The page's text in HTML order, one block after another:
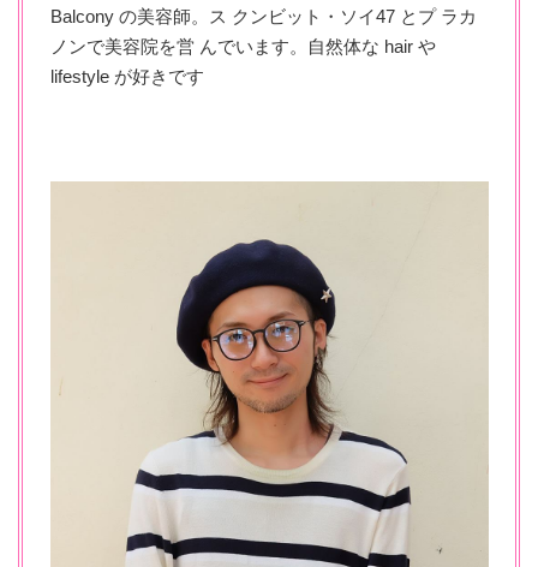
Balcony の美容師。ス クンビット・ソイ47 とプ ラカ
ノンで美容院を営 んでいます。自然体な hair や
lifestyle が好きです